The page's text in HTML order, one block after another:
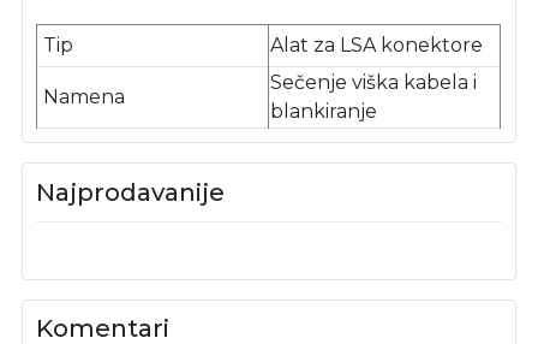
Tip Alat za LSA konektore
Namena
Sečenje viška kabela i
blankiranje
Najprodavanije
Komentari